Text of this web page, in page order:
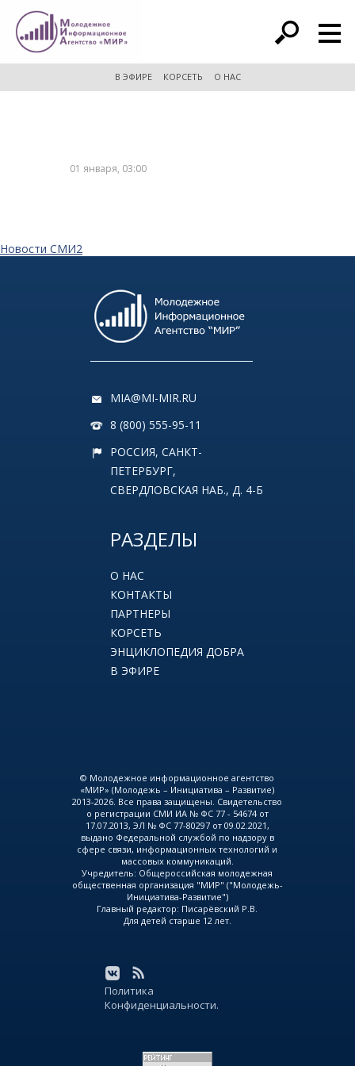
расширенный поиск
В ЭФИРЕ КОРСЕТЬ О НАС
01 января, 03:00
Новости СМИ2
MIA@MI-MIR.RU
8 (800) 555-95-11
РОССИЯ, САНКТ-
ПЕТЕРБУРГ,
СВЕРДЛОВСКАЯ НАБ., Д. 4-Б
РАЗДЕЛЫ
О НАС
КОНТАКТЫ
ПАРТНЕРЫ
КОРСЕТЬ
ЭНЦИКЛОПЕДИЯ ДОБРА
В ЭФИРЕ
© Молодежное информационное агентство
«МИР» (Молодежь – Инициатива – Развитие)
2013-2026. Все права защищены. Свидетельство
о регистрации СМИ ИА № ФС 77 - 54674 от
17.07.2013, ЭЛ № ФС 77-80297 от 09.02.2021,
выдано Федеральной службой по надзору в
сфере связи, информационных технологий и
массовых коммуникаций.
Учредитель: Общероссийская молодежная
общественная организация "МИР" ("Молодежь-
Инициатива-Развитие")
Главный редактор: Писарёвский Р.В.
Для детей старше 12 лет.
Политика
Конфиденциальности.